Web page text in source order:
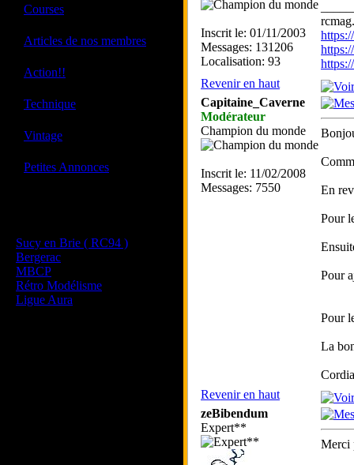
Courses
Articles de nos membres
Action!!
Technique
Vintage
Petites Annonces
Sucy en Brie ( RC94 )
Bergerac
MBCP
Rétro Modélisme
Ligue Aura
Inscrit le: 01/11/2003
Messages: 131206
Localisation: 93
Revenir en haut
Capitaine_Caverne
Modérateur
Champion du monde
Inscrit le: 11/02/2008
Messages: 7550
En
Pour
Pour
Pour
La
Revenir en haut
zeBibendum
Expert**
Merci